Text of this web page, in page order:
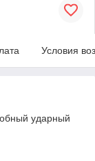
Условия
ударный